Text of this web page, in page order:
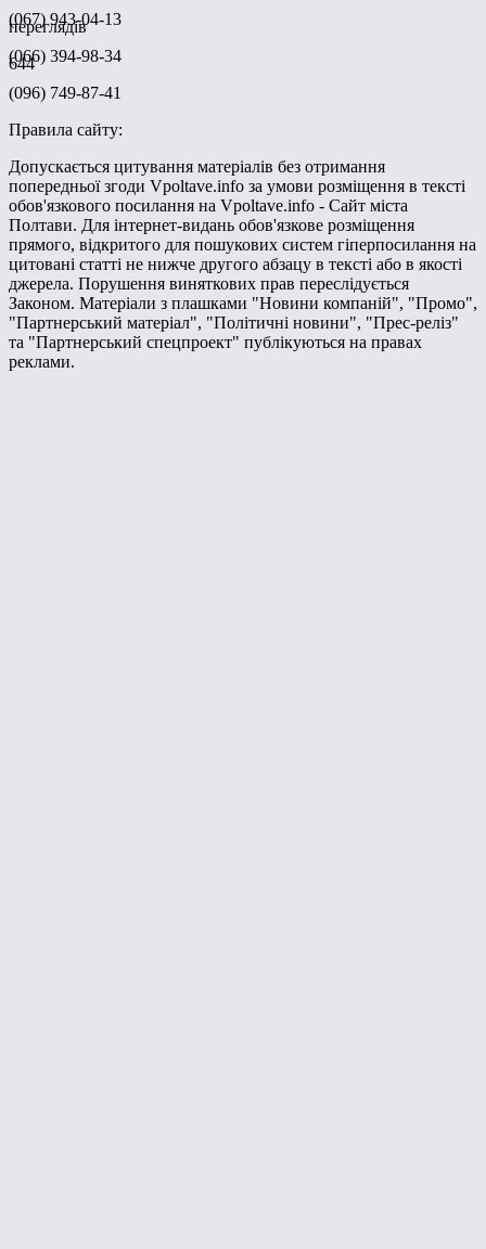
переглядів
644
(067) 943-04-13
(066) 394-98-34
(096) 749-87-41
Правила сайту:
Допускається цитування матеріалів без отримання
попередньої згоди Vpoltave.info за умови розміщення в тексті
обов'язкового посилання на Vpoltave.info - Сайт міста
Полтави. Для інтернет-видань обов'язкове розміщення
прямого, відкритого для пошукових систем гіперпосилання на
цитовані статті не нижче другого абзацу в тексті або в якості
джерела. Порушення виняткових прав переслідується
Законом. Матеріали з плашками "Новини компаній", "Промо",
"Партнерський матеріал", "Політичні новини", "Прес-реліз"
та "Партнерський спецпроект" публікуються на правах
реклами.